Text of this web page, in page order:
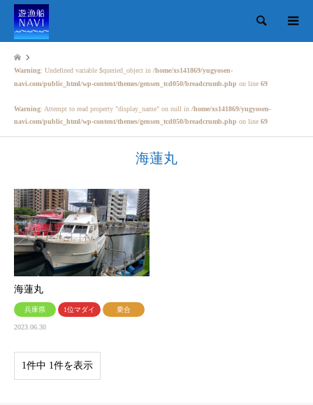
検索
Warning: Undefined variable $queried_object in /home/xs141869/yugyosen-
navi.com/public_html/wp-content/themes/gensen_tcd050/breadcrumb.php on line 69
Warning: Attempt to read property "display_name" on null in /home/xs141869/yugyosen-
navi.com/public_html/wp-content/themes/gensen_tcd050/breadcrumb.php on line 69
海蓮丸
海蓮丸
兵庫県 1位マダイ 乗合
2023.06.30
1件中 1件を表示